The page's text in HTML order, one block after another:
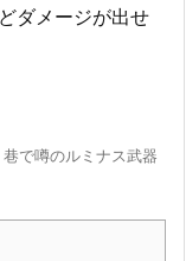
ダメージが出せ
で噂のルミナス武器